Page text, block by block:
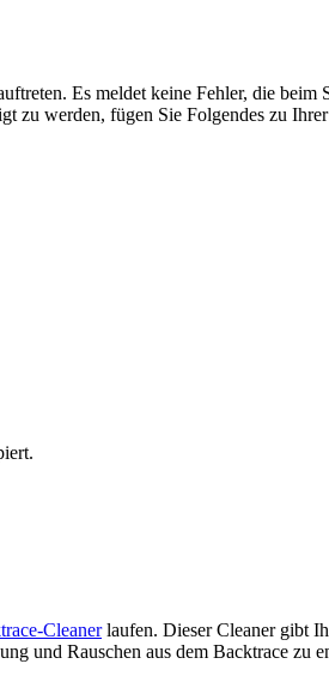
Es meldet keine Fehler, die beim
zu werden, fügen Sie Folgendes zu Ihrer
Cleanerlaufen. Dieser Cleaner gibt
und Rauschen aus dem Backtrace zu